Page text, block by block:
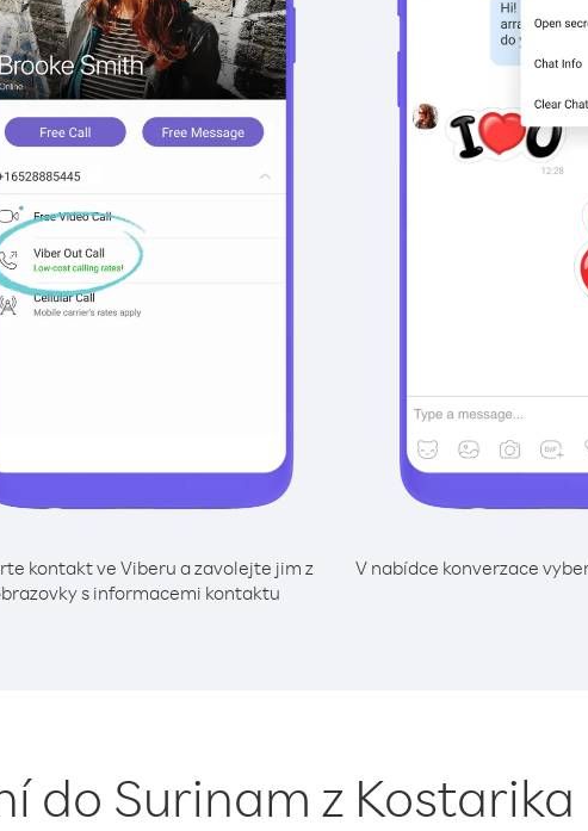
kontakt ve Viberu a zavolejte jim z
s informacemi kontaktu
V nabídce konverzace
do Surinam z Kostarika